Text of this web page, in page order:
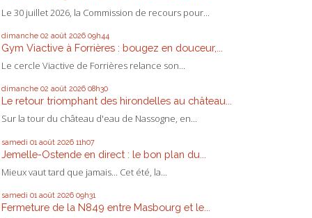
Le 30 juillet 2026, la Commission de recours pour...
dimanche 02 août 2026 09h44
Gym Viactive à Forrières : bougez en douceur,...
Le cercle Viactive de Forrières relance son...
dimanche 02 août 2026 08h30
Le retour triomphant des hirondelles au château...
Sur la tour du château d'eau de Nassogne, en...
samedi 01 août 2026 11h07
Jemelle-Ostende en direct : le bon plan du...
Mieux vaut tard que jamais... Cet été, la...
samedi 01 août 2026 09h31
Fermeture de la N849 entre Masbourg et le...